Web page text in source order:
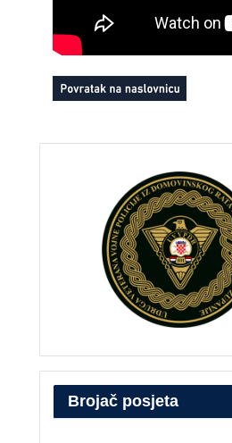
Brojač posjeta